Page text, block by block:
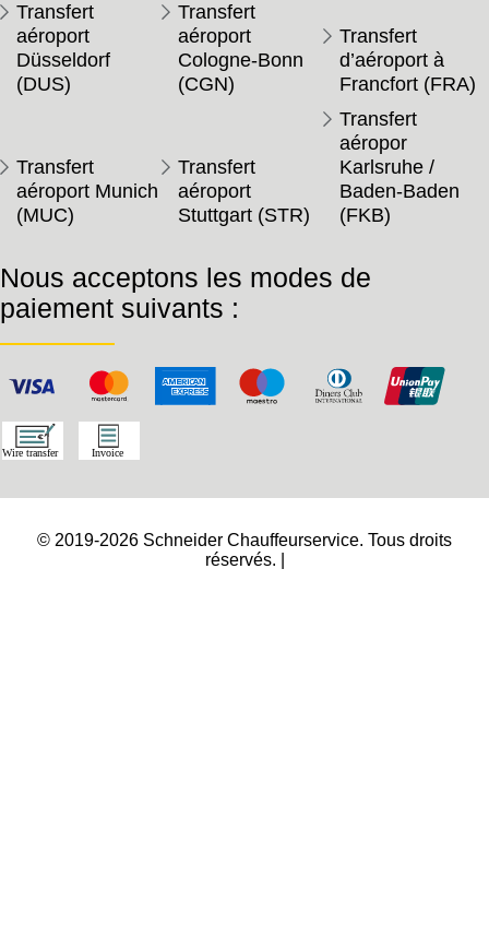
Transfert
aéroport
Düsseldorf
(DUS)
Transfert
aéroport
Cologne-Bonn
(CGN)
Transfert
d’aéroport à
Francfort (FRA)
Transfert
aéroport Munich
(MUC)
Transfert
aéroport
Stuttgart (STR)
Transfert
aéropor
Karlsruhe /
Baden-Baden
(FKB)
Nous acceptons les modes de
paiement suivants :
© 2019-2026 Schneider Chauffeurservice. Tous droits
réservés. |